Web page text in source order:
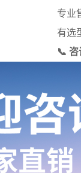
专业
有选
📞